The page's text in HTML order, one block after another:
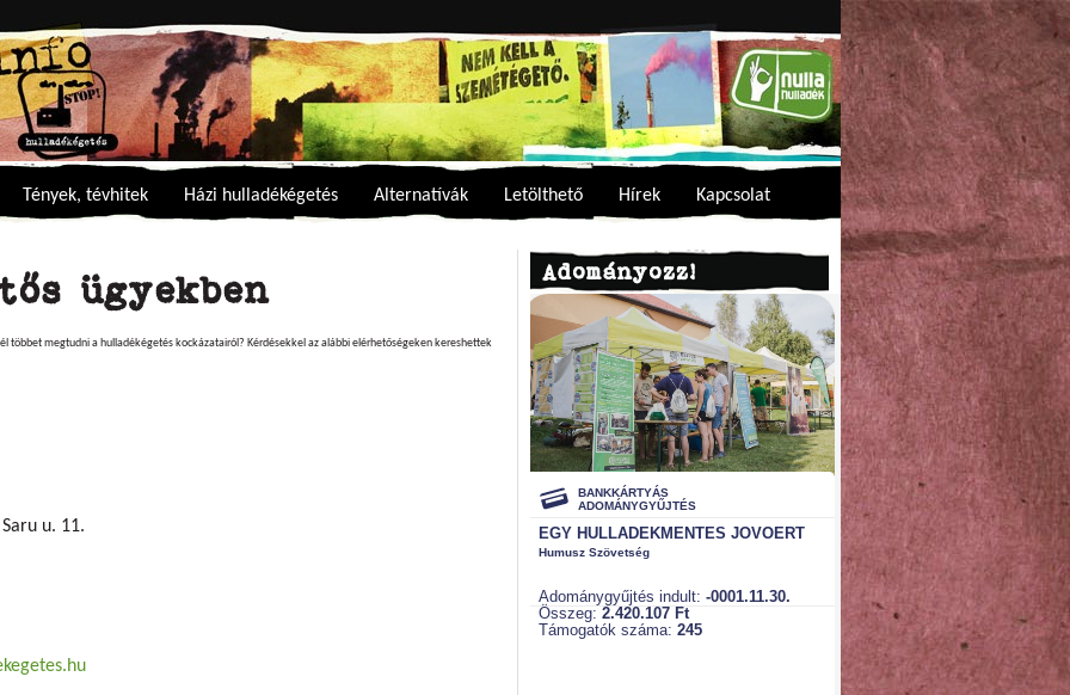
Tények, tévhitek Házi hulladékégetés Alternatívák Letölthető Hírek Kapcsolat
ügyekben
többet megtudni a hulladékégetés kockázatairól? Kérdésekkel az alábbi elérhetőségeken kereshettek
u. 11.
Adományozz!